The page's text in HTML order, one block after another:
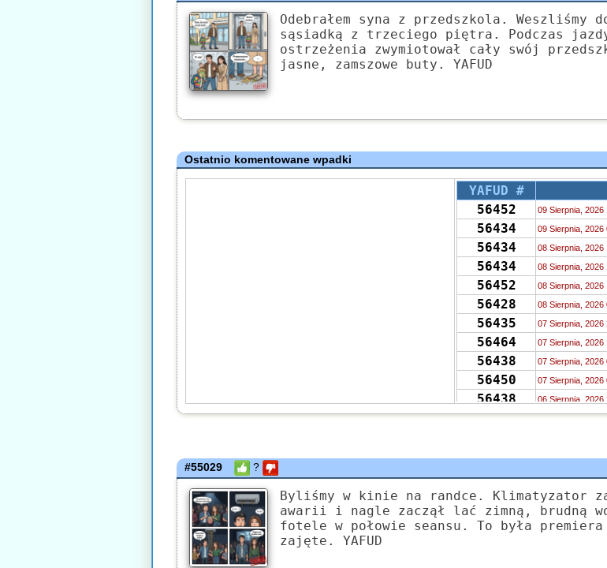
Odebrałem syna z przedszkola. Weszliśmy
sąsiadką z trzeciego piętra. Podczas
ostrzeżenia zwymiotował cały swój
jasne, zamszowe buty. YAFUD
Ostatnio komentowane wpadki
YAFUD #
56452
09 Sierpnia, 2026
56434 09 Sierpnia, 2026
56434 08 Sierpnia, 2026
56434 08 Sierpnia, 2026
56452 08 Sierpnia, 2026
56428 08 Sierpnia, 2026
56435 07 Sierpnia, 2026
56464 07 Sierpnia, 2026
56438 07 Sierpnia, 2026
56450 07 Sierpnia, 2026
56438 06 Sierpnia, 2026
55603 06 Sierpnia, 2026
56465
56416
56419 06 Sierpnia, 2026
56431 05 Sierpnia, 2026
56465 05 Sierpnia, 2026
#55029 ?
Byliśmy w kinie na randce. Klimatyzator
awarii i nagle zaczął lać zimną, brudną
fotele w połowie seansu. To była
zajęte. YAFUD